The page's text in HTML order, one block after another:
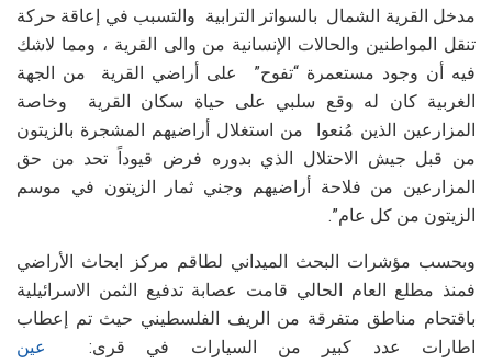
مدخل القرية الشمال بالسواتر الترابية والتسبب في إعاقة حركة
تنقل المواطنين والحالات الإنسانية من والى القرية ، ومما لاشك
فيه أن وجود مستعمرة “تفوح” على أراضي القرية من الجهة
الغربية كان له وقع سلبي على حياة سكان القرية وخاصة
المزارعين الذين مُنعوا من استغلال أراضيهم المشجرة بالزيتون
من قبل جيش الاحتلال الذي بدوره فرض قيوداً تحد من حق
المزارعين من فلاحة أراضيهم وجني ثمار الزيتون في موسم
الزيتون من كل عام”.
وبحسب مؤشرات البحث الميداني لطاقم مركز ابحاث الأراضي
فمنذ مطلع العام الحالي قامت عصابة تدفيع الثمن الاسرائيلية
باقتحام مناطق متفرقة من الريف الفلسطيني حيث تم إعطاب
اطارات عدد كبير من السيارات في قرى:
عين